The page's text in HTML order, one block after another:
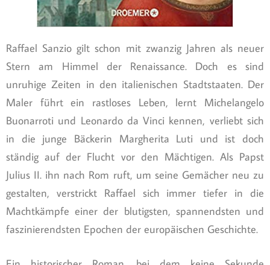
Raffael Sanzio gilt schon mit zwanzig Jahren als neuer
Stern am Himmel der Renaissance. Doch es sind
unruhige Zeiten in den italienischen Stadtstaaten. Der
Maler führt ein rastloses Leben, lernt Michelangelo
Buonarroti und Leonardo da Vinci kennen, verliebt sich
in die junge Bäckerin Margherita Luti und ist doch
ständig auf der Flucht vor den Mächtigen. Als Papst
Julius II. ihn nach Rom ruft, um seine Gemächer neu zu
gestalten, verstrickt Raffael sich immer tiefer in die
Machtkämpfe einer der blutigsten, spannendsten und
faszinierendsten Epochen der europäischen Geschichte.